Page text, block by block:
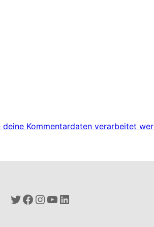
deine Kommentardaten verarbeitet
Twitter
Facebook
Instagram
YouTube
LinkedIn